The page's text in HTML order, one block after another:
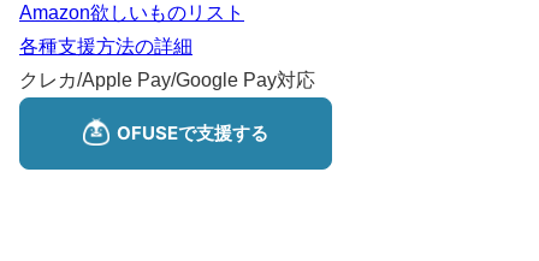
Amazon欲しいものリスト
各種支援方法の詳細
クレカ/Apple Pay/Google Pay対応